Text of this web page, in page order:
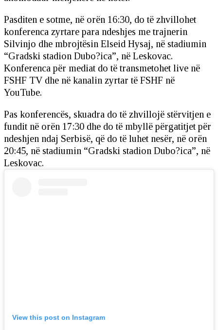
Pasditen e sotme, në orën 16:30, do të zhvillohet
konferenca zyrtare para ndeshjes me trajnerin
Silvinjo dhe mbrojtësin Elseid Hysaj, në stadiumin
“Gradski stadion Dubo?ica”, në Leskovac.
Konferenca për mediat do të transmetohet live në
FSHF TV dhe në kanalin zyrtar të FSHF në
YouTube.
Pas konferencës, skuadra do të zhvillojë stërvitjen e
fundit në orën 17:30 dhe do të mbyllë përgatitjet për
ndeshjen ndaj Serbisë, që do të luhet nesër, në orën
20:45, në stadiumin “Gradski stadion Dubo?ica”, në
Leskovac.
View this post on Instagram